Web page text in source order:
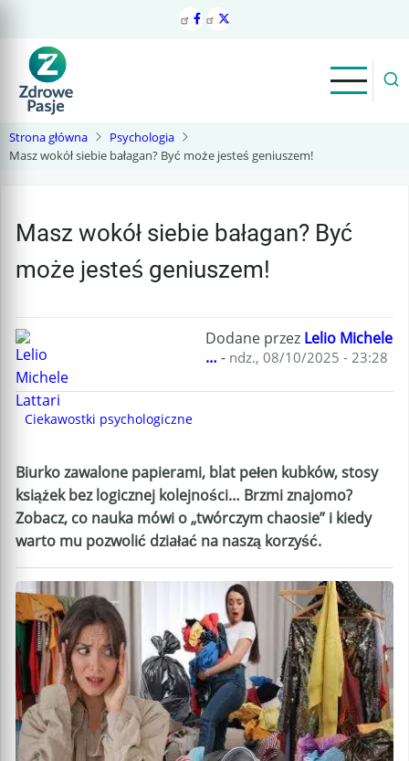
treści
Strona główna
Psychologia
Masz wokół siebie bałagan? Być może jesteś geniuszem!
Masz wokół siebie bałagan? Być
może jesteś geniuszem!
Dodane przez Lelio Michele
… - ndz., 08/10/2025 - 23:28
Ciekawostki psychologiczne
Biurko zawalone papierami, blat pełen kubków, stosy
książek bez logicznej kolejności… Brzmi znajomo?
Zobacz, co nauka mówi o „twórczym chaosie” i kiedy
warto mu pozwolić działać na naszą korzyść.